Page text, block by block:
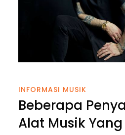
INFORMASI MUSIK
Beberapa
Alat Musik